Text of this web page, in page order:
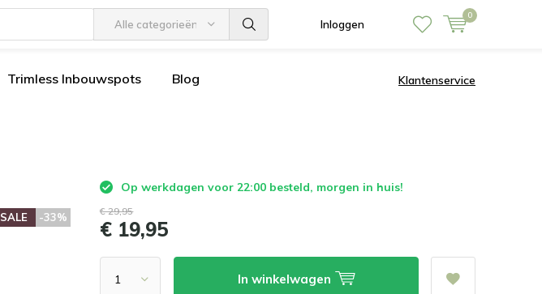
Alle categorieën Inloggen
0
Trimless Inbouwspots Blog Klantenservice
-33%
SALE
Op werkdagen voor 22:00 besteld, morgen in huis!
€ 29,95
€ 19,95
In winkelwagen